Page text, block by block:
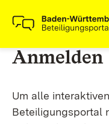
Anmelden
Um alle
Beteiligungsportal